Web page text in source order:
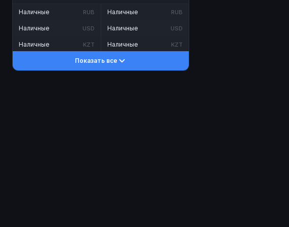
Наличные RUB
Наличные USD
Наличные KZT
Наличные RUB
Наличные USD
Наличные KZT
Показать все